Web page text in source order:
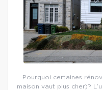
Pourquoi certaines
maison vaut plus cher)?